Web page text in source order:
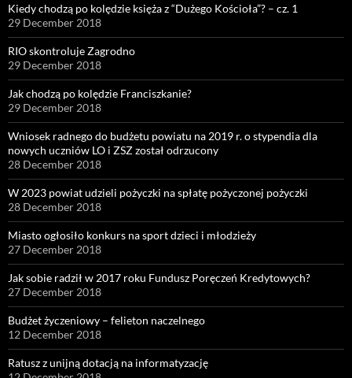
Kiedy chodzą po kolędzie księża z “Dużego Kościoła”? – cz. 1
29 December 2018
RIO skontroluje Zagrodno
29 December 2018
Jak chodzą po kolędzie Franciszkanie?
29 December 2018
Wniosek radnego do budżetu powiatu na 2019 r. o stypendia dla
nowych uczniów LO i ZSZ został odrzucony
28 December 2018
W 2023 powiat udzieli pożyczki na spłatę pożyczonej pożyczki
28 December 2018
Miasto ogłosiło konkurs na sport dzieci i młodzieży
27 December 2018
Jak sobie radził w 2017 roku Fundusz Poręczeń Kredytowych?
27 December 2018
Budżet życzeniowy – felieton naczelnego
12 December 2018
Ratusz z unijną dotacją na informatyzację